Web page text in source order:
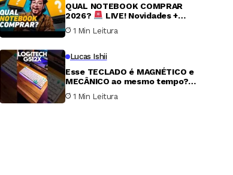
QUAL NOTEBOOK COMPRAR
2026?
LIVE! Novidades +
Ofertas do MELHOR e mais
BARATO no Brasil #056
1 Min Leitura
Lucas Ishii
Esse TECLADO é MAGNÉTICO e
MECÂNICO ao mesmo tempo?!
Logitech G512X
1 Min Leitura